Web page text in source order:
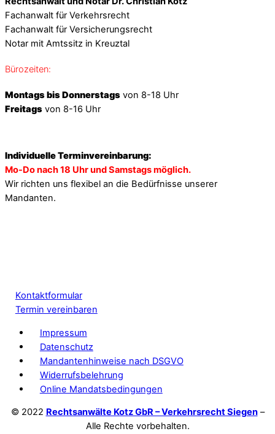
Fachanwalt für Verkehrsrecht
Fachanwalt für Versicherungsrecht
Notar mit Amtssitz in Kreuztal
Bürozeiten:
Montags bis Donnerstags von 8-18 Uhr
Freitags von 8-16 Uhr
Individuelle Terminvereinbarung:
Mo-Do nach 18 Uhr und Samstags möglich.
Wir richten uns flexibel an die Bedürfnisse unserer
Mandanten.
Kontaktformular
Termin vereinbaren
Impressum
Datenschutz
Mandantenhinweise nach DSGVO
Widerrufsbelehrung
Online Mandatsbedingungen
© 2022 Rechtsanwälte Kotz GbR – Verkehrsrecht Siegen–
Alle Rechte vorbehalten.